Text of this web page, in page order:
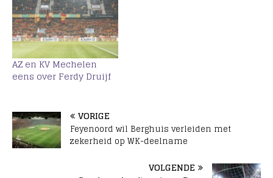
AZ en KV Mechelen
eens over Ferdy Druijf
VORIGE
Feyenoord wil Berghuis verleiden met
zekerheid op WK-deelname
VOLGENDE